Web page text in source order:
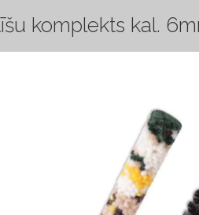
komplekts kal.